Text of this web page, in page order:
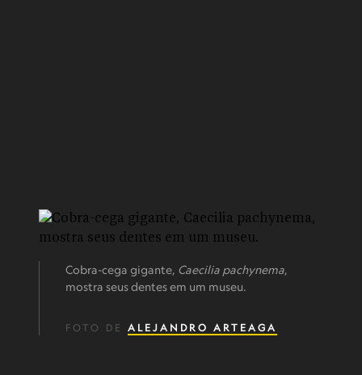
Cobra-cega gigante, Caecilia pachynema,
mostra seus dentes em um museu.
FOTO DE ALEJANDRO ARTEAGA